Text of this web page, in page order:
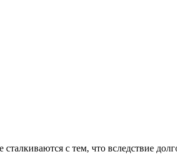
с тем, что вследствие